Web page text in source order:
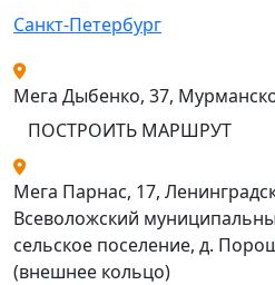
Санкт-Петербург
Мега Дыбенко, 37,
ПОСТРОИТЬ МАРШРУТ
Мега Парнас, 17,
Всеволожский
сельское поселение, д.
(внешнее кольцо)